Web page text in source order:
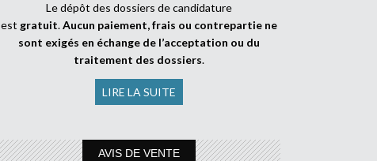
Le dépôt des dossiers de candidature
est gratuit.Aucun paiement, frais ou contrepartie ne
sont exigés en échange de l’acceptation ou du
traitement des dossiers.
LIRE LA SUITE
AVIS DE VENTE